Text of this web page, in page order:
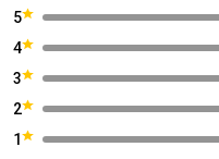
5
4
3
2
1